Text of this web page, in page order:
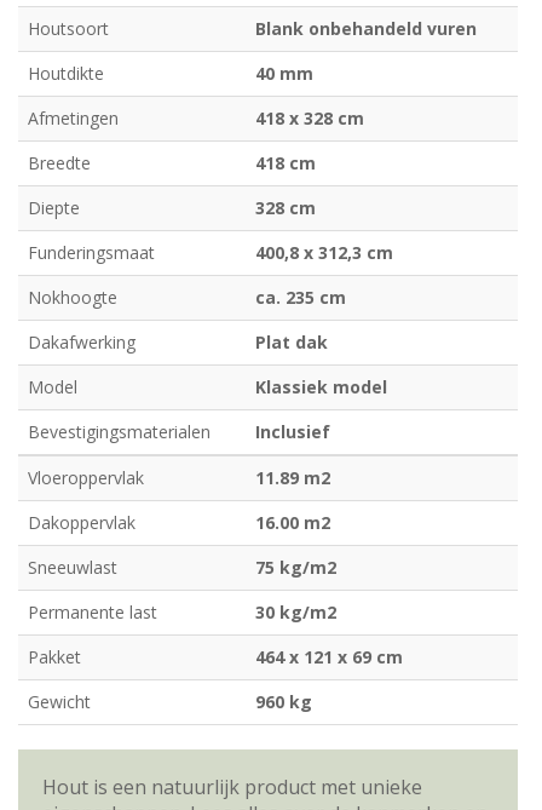
Houtsoort
Blank onbehandeld vuren
Houtdikte
40 mm
Afmetingen
418 x 328 cm
Breedte
418 cm
Diepte
328 cm
Funderingsmaat
400,8 x 312,3 cm
Nokhoogte
ca. 235 cm
Dakafwerking
Plat dak
Model
Klassiek model
Bevestigingsmaterialen
Inclusief
Vloeroppervlak
11.89 m2
Dakoppervlak
16.00 m2
Sneeuwlast
75 kg/m2
Permanente last
30 kg/m2
Pakket
464 x 121 x 69 cm
Gewicht
960 kg
Hout is een natuurlijk product met unieke